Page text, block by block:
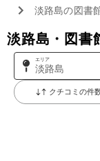
淡路島の図書
淡路島・図書
エリア
淡路島
クチコミの件